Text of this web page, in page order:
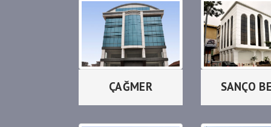
ÇAĞMER SANÇO